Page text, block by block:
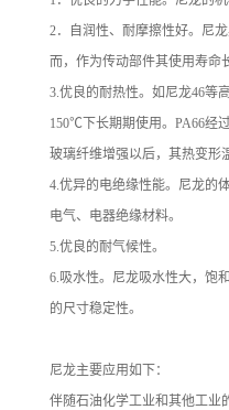
2．自润性、耐摩擦性好。尼
而，作为传动部件其使用寿命
3.优良的耐热性。如尼龙46等
150℃下长期期使用。PA66经
玻璃纤维增强以后，其热变形
4.优异的电绝缘性能。尼龙的
电气、电器绝缘材料。
5.优良的耐气候性。
6.吸水性。尼龙吸水性大，饱
的尺寸稳定性。
尼龙主要应用如下：
伴随石油化学工业和其他工业